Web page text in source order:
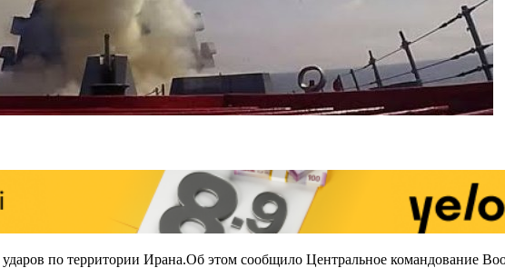
по территории Ирана.Oб этом сообщило Центральное